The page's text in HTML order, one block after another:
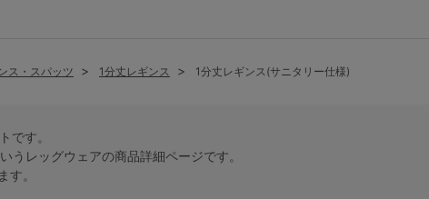
ス・スパッツ 1分丈レギンス 1分丈レギンス(サニタリー仕様)
です。
う レッグウェアの商品詳細ページです。
す。